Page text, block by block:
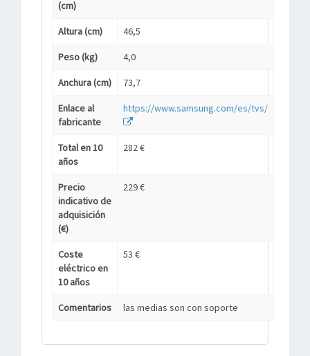
(cm)
Altura (cm) 46,5
Peso (kg) 4,0
Anchura (cm) 73,7
Enlace al
fabricante
https://www.samsung.com/es/tvs/
Total en 10
años
282 €
Precio
indicativo de
adquisición
(€)
229 €
Coste
eléctrico en
10 años
53 €
Comentarios las medias son con soporte